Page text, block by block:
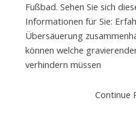
Fußbad. Sehen Sie sich
Informationen für Sie:
Übersäuerung
können welche
verhindern müssen
Continue